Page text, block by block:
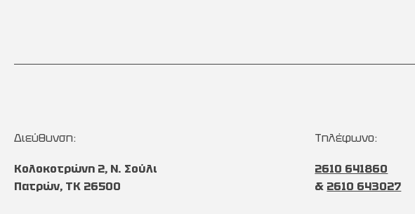
Διεύθυνση:
Κολοκοτρώνη 2, Ν. Σούλι
Πατρών, TK 26500
Τηλέφωνο:
2610 641860
& 2610 643027